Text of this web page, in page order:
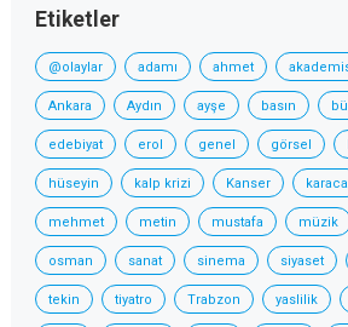
Etiketler
@olaylar adamı ahmet
Ankara Aydın ayşe basın
edebiyat erol genel görsel
hüseyin kalp krizi Kanser karaca
mehmet metin mustafa müzik
osman sanat sinema siyaset
tekin tiyatro Trabzon yaslilik